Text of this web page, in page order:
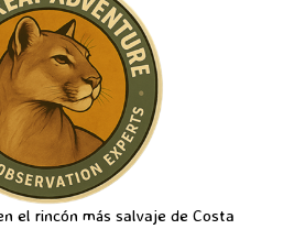
el rincón más salvaje de Costa